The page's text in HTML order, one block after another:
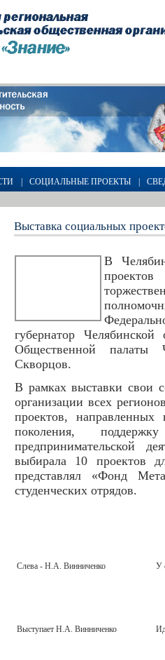
СОЦИАЛЬНЫЕ ПРОЕКТЫ
Выставка социальных
В
губернатор
Общественной палаты
Скворцов.
В рамках выставки свои
организации всех
проектов, направленных
поколения,
предпринимательской
выбирала 10 проектов
представлял «Фонд
студенческих отрядов.
Слева - Н.А. Винниченко У
Выступает Н.А. Винниченко